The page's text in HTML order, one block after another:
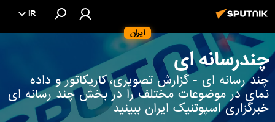
ایران
IR
چندرسانه ای
چند رسانه ای - گزارش تصویری، کاریکاتور و داده
نمای در موضوعات مختلف را در بخش چند رسانه ای
خبرگزاری اسپوتنیک ایران ببینید